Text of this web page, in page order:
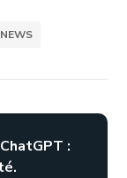
NEWS
: